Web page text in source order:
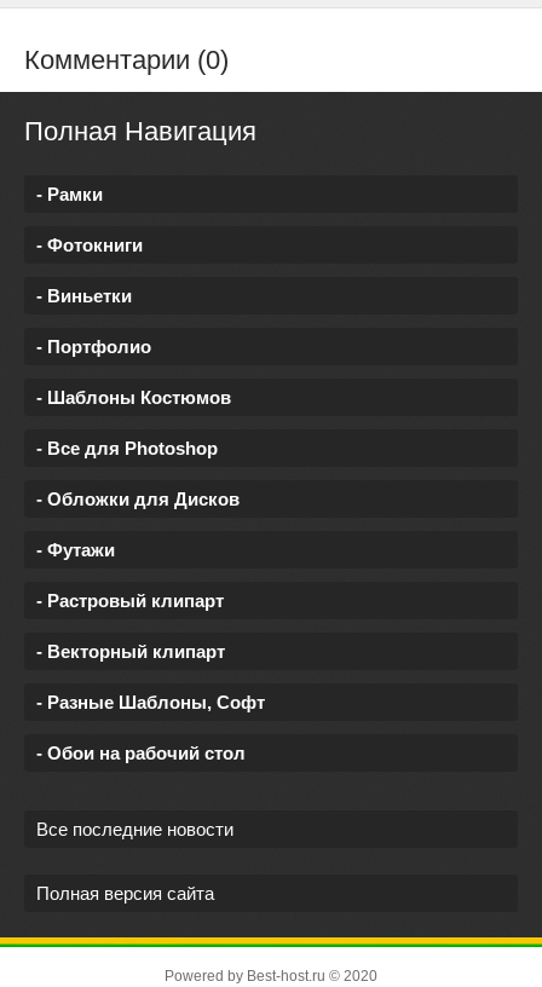
Комментарии (0)
Полная Навигация
- Рамки
- Фотокниги
- Виньетки
- Портфолио
- Шаблоны Костюмов
- Все для Photoshop
- Обложки для Дисков
- Футажи
- Растровый клипарт
- Векторный клипарт
- Разные Шаблоны, Софт
- Обои на рабочий стол
Все последние новости
Полная версия сайта
Powered by Best-host.ru © 2020